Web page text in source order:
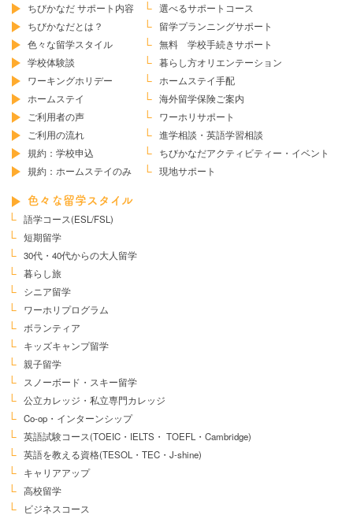
ちびかなだ サポート内容
ちびかなだとは？
色々な留学スタイル
学校体験談
ワーキングホリデー
ホームステイ
ご利用者の声
ご利用の流れ
規約：学校申込
規約：ホームステイのみ
選べるサポートコース
留学プランニングサポート
無料 学校手続きサポート
暮らし方オリエンテーション
ホームステイ手配
海外留学保険ご案内
ワーホリサポート
進学相談・英語学習相談
ちびかなだアクティビティー・イベント
現地サポート
色々な留学スタイル
語学コース(ESL/FSL)
短期留学
30代・40代からの大人留学
暮らし旅
シニア留学
ワーホリプログラム
ボランティア
キッズキャンプ留学
親子留学
スノーボード・スキー留学
公立カレッジ・私立専門カレッジ
Co-op・インターンシップ
英語試験コース(TOEIC・IELTS・ TOEFL・Cambridge)
英語を教える資格(TESOL・TEC・J-shine)
キャリアアップ
高校留学
ビジネスコース